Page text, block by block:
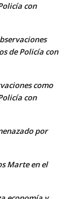
con
de Policía con
como
con
por
Marte en el